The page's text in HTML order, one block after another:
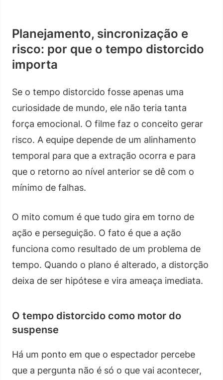
Planejamento, sincronização e
risco: por que o tempo distorcido
importa
Se o tempo distorcido fosse apenas uma
curiosidade de mundo, ele não teria tanta
força emocional. O filme faz o conceito gerar
risco. A equipe depende de um alinhamento
temporal para que a extração ocorra e para
que o retorno ao nível anterior se dê com o
mínimo de falhas.
O mito comum é que tudo gira em torno de
ação e perseguição. O fato é que a ação
funciona como resultado de um problema de
tempo. Quando o plano é alterado, a distorção
deixa de ser hipótese e vira ameaça imediata.
O tempo distorcido como motor do
suspense
Há um ponto em que o espectador percebe
que a pergunta não é só o que vai acontecer,